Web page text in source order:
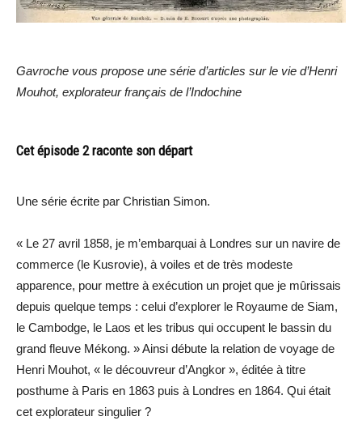
Gavroche vous propose une série d’articles sur le vie d’Henri
Mouhot, explorateur français de l’Indochine
Cet épisode 2 raconte son départ
Une série écrite par Christian Simon.
« Le 27 avril 1858, je m’embarquai à Londres sur un navire de
commerce (le Kusrovie), à voiles et de très modeste
apparence, pour mettre à exécution un projet que je mûrissais
depuis quelque temps : celui d’explorer le Royaume de Siam,
le Cambodge, le Laos et les tribus qui occupent le bassin du
grand fleuve Mékong. » Ainsi débute la relation de voyage de
Henri Mouhot, « le découvreur d’Angkor », éditée à titre
posthume à Paris en 1863 puis à Londres en 1864. Qui était
cet explorateur singulier ?